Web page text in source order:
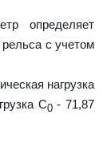
определяет
с учетом
нагрузка
С0- 71,87